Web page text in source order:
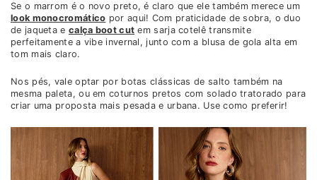
Se o marrom é o novo preto, é claro que ele também merece um
look monocromático por aqui! Com praticidade de sobra, o duo
de jaqueta e calça boot cut em sarja cotelê transmite
perfeitamente a vibe invernal, junto com a blusa de gola alta em
tom mais claro.
Nos pés, vale optar por botas clássicas de salto também na
mesma paleta, ou em coturnos pretos com solado tratorado para
criar uma proposta mais pesada e urbana. Use como preferir!